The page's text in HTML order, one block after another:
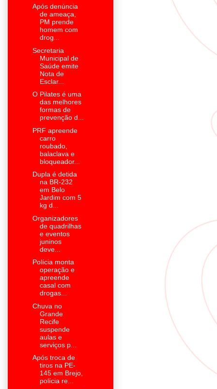
Após denúncia
de ameaça,
PM prende
homem com
drog...
Secretaria
Municipal de
Saúde emite
Nota de
Esclar...
O Pilates é uma
das melhores
formas de
prevenção d...
PRF apreende
carro
roubado,
balaclava e
bloqueador...
Dupla é detida
na BR-232
em Belo
Jardim com 5
kg d...
Organizadores
de quadrilhas
e eventos
juninos
deve...
Polícia monta
operação e
apreende
casal com
drogas...
Chuva no
Grande
Recife
suspende
aulas e
serviços p...
Após troca de
tiros na PE-
145 em Brejo,
polícia re...